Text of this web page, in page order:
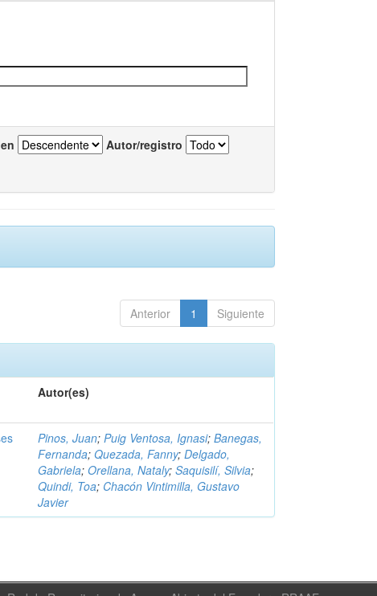
Autor/registro
Anterior 1 Siguiente
Autor(es)
Pinos, Juan;Puig Ventosa, Ignasi;Banegas,
Fernanda;Quezada, Fanny;Delgado,
Gabriela;Orellana, Nataly;Saquisilí, Silvia;
Quindi, Toa; Chacón Vintimilla, Gustavo
Javier